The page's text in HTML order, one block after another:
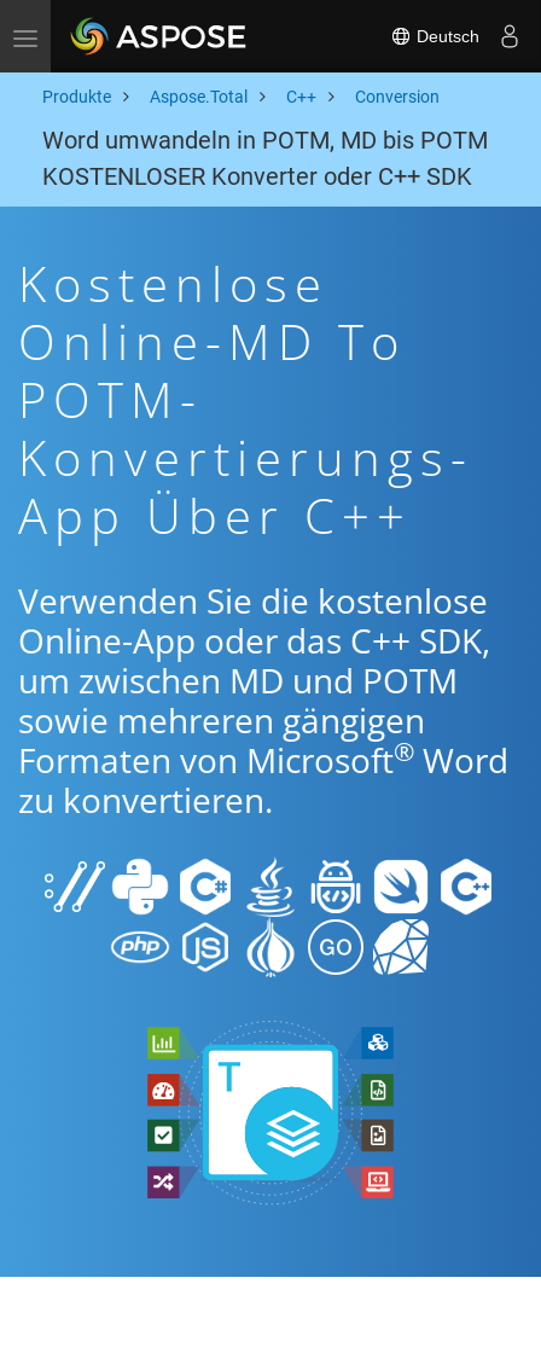
Toggle navigation Deutsch
Produkte Aspose.Total C++ Conversion
Word umwandeln in POTM, MD bis POTM
KOSTENLOSER Konverter oder C++ SDK
Kostenlose
Online-MD To
POTM-
Konvertierungs-
App Über C++
Verwenden Sie die kostenlose
Online-App oder das C++ SDK,
um zwischen MD und POTM
sowie mehreren gängigen
Formaten von Microsoft® Word
zu konvertieren.